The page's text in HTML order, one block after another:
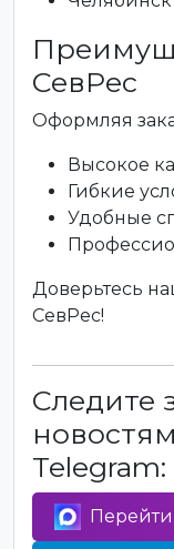
СевРес
Оформляя
Высокое
Гибкие
Удобные
Доверьтесь
СевРес!
Следите
Telegram:
Перейти